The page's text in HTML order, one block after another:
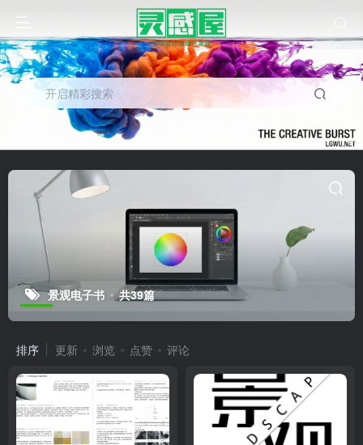
开启精彩搜索
景观电子书 共39篇
排序 更新 浏览 点赞 评论